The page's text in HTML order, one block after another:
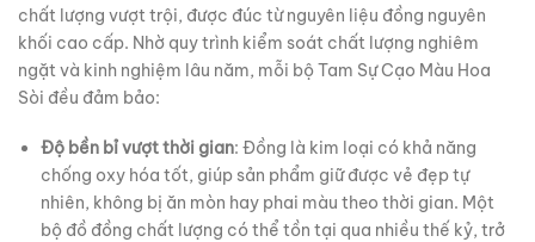
chất lượng vượt trội, được đúc từ nguyên liệu đồng nguyên
khối cao cấp. Nhờ quy trình kiểm soát chất lượng nghiêm
ngặt và kinh nghiệm lâu năm, mỗi bộ Tam Sự Cạo Màu Hoa
Sòi đều đảm bảo:
Độ bền bỉ vượt thời gian: Đồng là kim loại có khả năng
chống oxy hóa tốt, giúp sản phẩm giữ được vẻ đẹp tự
nhiên, không bị ăn mòn hay phai màu theo thời gian. Một
bộ đồ đồng chất lượng có thể tồn tại qua nhiều thế kỷ, trở